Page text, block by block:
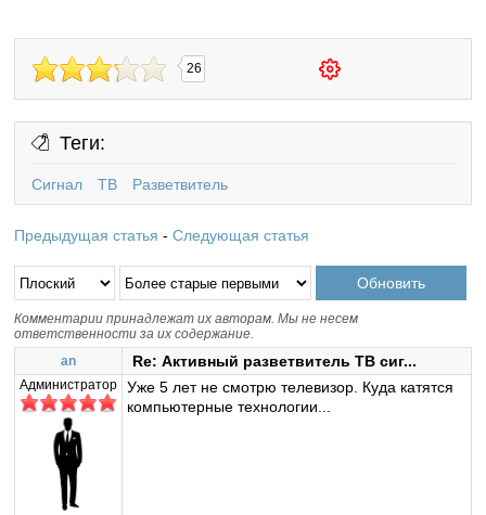
26
Теги:
Сигнал ТВ Разветвитель
Предыдущая статья -Следующая статья
Комментарии принадлежат их авторам. Мы не несем
ответственности за их содержание.
an
Re: Активный разветвитель ТВ сиг...
Администратор
Уже 5 лет не смотрю телевизор. Куда катятся
компьютерные технологии...